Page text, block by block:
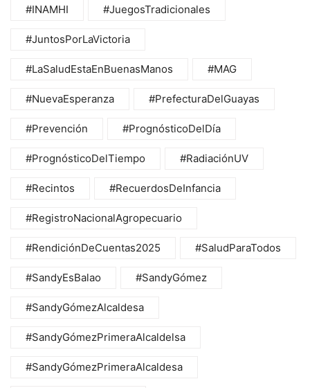
#INAMHI #JuegosTradicionales
#JuntosPorLaVictoria
#LaSaludEstaEnBuenasManos #MAG
#NuevaEsperanza #PrefecturaDelGuayas
#Prevención #PrognósticoDelDía
#PrognósticoDelTiempo #RadiaciónUV
#Recintos #RecuerdosDeInfancia
#RegistroNacionalAgropecuario
#RendiciónDeCuentas2025 #SaludParaTodos
#SandyEsBalao #SandyGómez
#SandyGómezAlcaldesa
#SandyGómezPrimeraAlcaldelsa
#SandyGómezPrimeraAlcaldesa